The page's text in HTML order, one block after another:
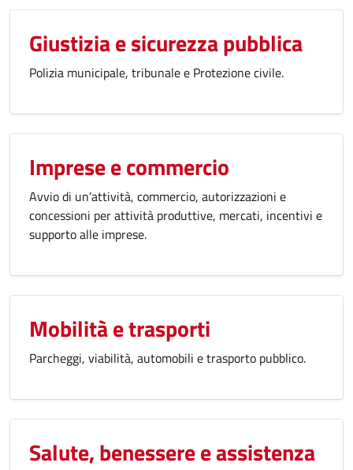
Giustizia e sicurezza pubblica
Polizia municipale, tribunale e Protezione civile.
Imprese e commercio
Avvio di un’attività, commercio, autorizzazioni e
concessioni per attività produttive, mercati, incentivi e
supporto alle imprese.
Mobilità e trasporti
Parcheggi, viabilità, automobili e trasporto pubblico.
Salute, benessere e assistenza